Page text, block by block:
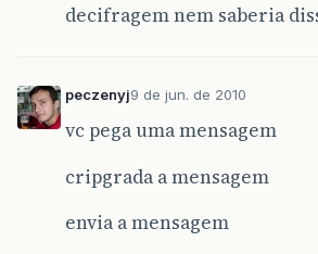
decifragem nem saberia
peczenyj9 de jun. de 2010
vc pega uma mensagem
cripgrada a mensagem
envia a mensagem